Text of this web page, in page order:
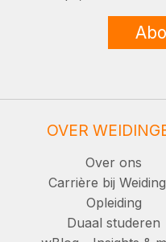
OVER
Over ons
Carrière bij
Opleiding
Duaal studeren